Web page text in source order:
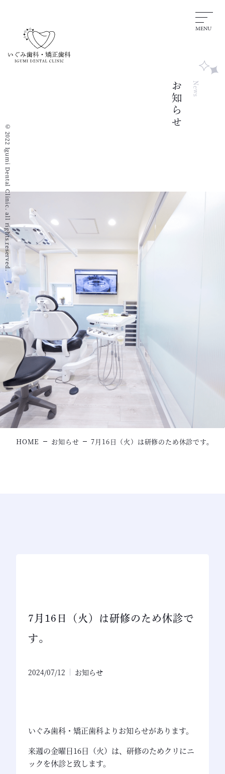
MENU
News
お知らせ
© 2022 Igumi Dental Clinic. all rights reserved.
HOME お知らせ 7月16日（火）は研修のため休診です。
7月16日（火）は研修のため休診で
す。
2024/07/12 お知らせ
いぐみ歯科・矯正歯科よりお知らせがあります。
来週の金曜日16日（火）は、研修のためクリにニ
ックを休診と致します。